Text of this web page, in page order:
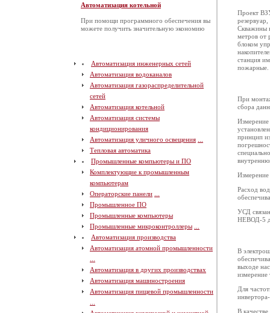
Автоматизация котельной
При помощи программного обеспечения вы
можете получить значительную экономию
Автоматизация инженерных сетей
Автоматизация водоканалов
Автоматизация газораспределительной
сетей
Автоматизация котельной
Автоматизация системы
кондиционирования
Автоматизация уличного освещения
Тепловая автоматика
Промышленные компьютеры и ПО
Комплектующие к промышленным
компьютерам
Операторские панели
Промышленное ПО
Промышленные компьютеры
Промышленные микроконтроллеры
Автоматизация производства
Автоматизация атомной промышленности
Автоматизация в других производствах
Автоматизация машиностроения
Автоматизация пищевой промышленности
Проект
Скважины
метров от
блоком
станция
пожарные.
При
сбора
принцип
Измерение
Расход
УСД
НЕВОД-5
В
выходе
измерение
Для
В